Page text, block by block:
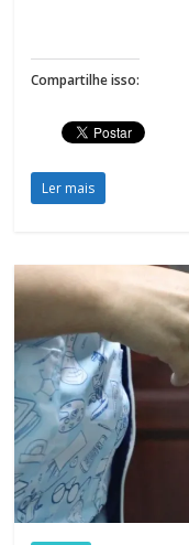
Compartilhe isso:
Ler mais